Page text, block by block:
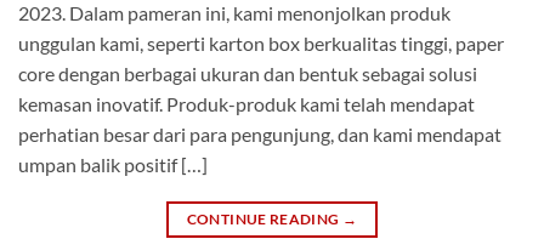
2023. Dalam pameran ini, kami menonjolkan produk
unggulan kami, seperti karton box berkualitas tinggi, paper
core dengan berbagai ukuran dan bentuk sebagai solusi
kemasan inovatif. Produk-produk kami telah mendapat
perhatian besar dari para pengunjung, dan kami mendapat
umpan balik positif […]
CONTINUE READING →